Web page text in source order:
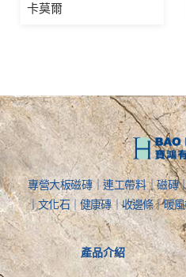
卡莫爾
專營大板磁磚｜連工帶料｜磁磚
｜文化石｜健康磚｜收邊條｜暖
產品介紹